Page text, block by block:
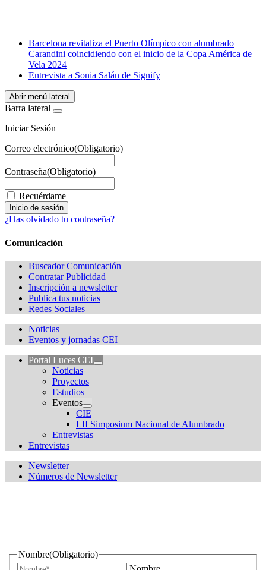
WhatsApp
Barcelona revitaliza el Puerto Olímpico con alumbrado
Carandini coincidiendo con el inicio de la Copa América de
Vela 2024
Entrevista a Sonia Salán de Signify
Abrir menú lateral
Barra lateral
Iniciar Sesión
Correo electrónico(Obligatorio)
Contraseña(Obligatorio)
Recuérdame
¿Has olvidado tu contraseña?
Comunicación
Buscador Comunicación
Contratar Publicidad
Inscripción a newsletter
Publica tus noticias
Redes Sociales
Noticias
Eventos y jornadas CEI
Portal Luces CEI
Noticias
Proyectos
Estudios
Eventos
CIE
LII Simposium Nacional de Alumbrado
Entrevistas
Entrevistas
Newsletter
Números de Newsletter
Nombre(Obligatorio)